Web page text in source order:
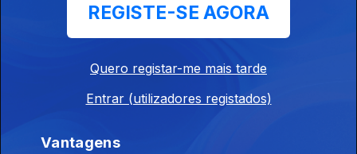
15h Ceuta ainda não voltou à normalidade diz
responsável da região
Contas por infrações financeiras na PJ
REGISTE-SE AGORA
Quero registar-me mais tarde
Entrar (utilizadores registados)
Vantagens